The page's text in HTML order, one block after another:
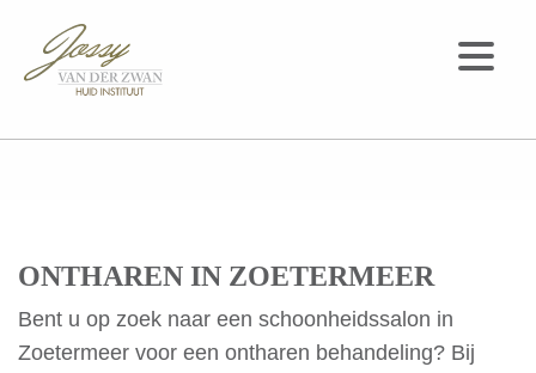
ONTHAREN IN ZOETERMEER
Bent u op zoek naar een schoonheidssalon in
Zoetermeer voor een ontharen behandeling? Bij